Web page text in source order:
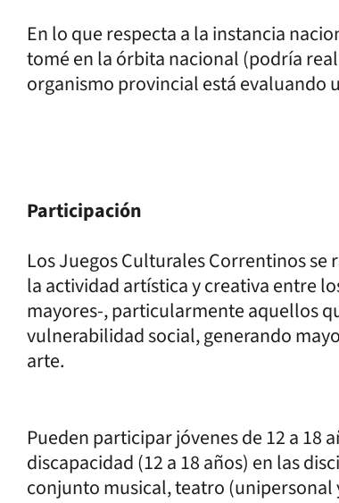
En lo que respecta a la instancia
tomé en la órbita nacional (podría
organismo provincial está evaluando
Participación
Los Juegos Culturales Correntinos
la actividad artística y creativa entre
mayores-, particularmente aquellos
vulnerabilidad social, generando
arte.
Pueden participar jóvenes de 12 a 18
discapacidad (12 a 18 años) en las
conjunto musical, teatro